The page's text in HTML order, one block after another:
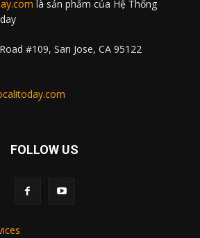
là sản phẩm của Hệ Thống
#109, San Jose, CA 95122
FOLLOW US